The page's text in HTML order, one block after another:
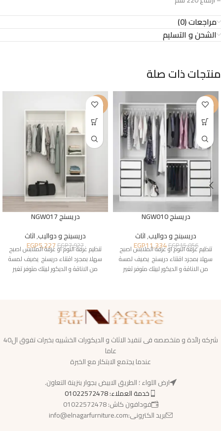
مراجعات (0)
الشحن و التسليم
منتجات ذات صلة
-25%
دريسنج NGW010
دريسينج و دواليب,اثاث
EGP15,056
EGP11,334
تنظيم غرفة النوم او غرفة الملابس اصبح
سهلا بمجرد اقتناء دريسنج يضيف لمسة
من الاناقة و الديكور لبيتك متوفر تغير
-34%
دريسنج NGW017
دريسينج و دواليب,اثاث
EGP7,927
EGP5,227
تنظيم غرفة النوم او غرفة الملابس اصبح
سهلا بمجرد اقتناء دريسنج يضيف لمسة
من الاناقة و الديكور لبيتك متوفر تغير
شركه رائدة و متخصصه فى تنفيذ الاثاث و الديكورات الخشبيه بخبرات تفوق ال40
عاما
عندما يجتمع الابتكار مع الخبرة
ارض اللواء ؛ الطريق الابيض بجوار بنزينة التعاون.
خدمة العملاء: 01022572478
فودافون كاش: 01022572478
بريد الكترونى:info@elnagarfurniture.com